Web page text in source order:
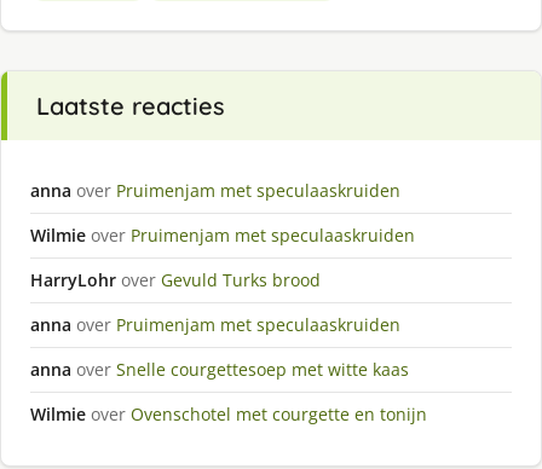
Laatste reacties
anna over Pruimenjam met speculaaskruiden
Wilmie over Pruimenjam met speculaaskruiden
HarryLohr over Gevuld Turks brood
anna over Pruimenjam met speculaaskruiden
anna over Snelle courgettesoep met witte kaas
Wilmie over Ovenschotel met courgette en tonijn